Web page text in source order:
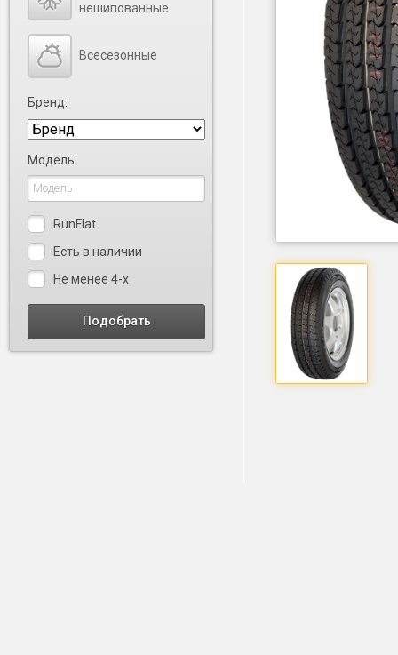
нешипованные
Всесезонные
Бренд:
Модель:
RunFlat
Есть в наличии
Не менее 4-х